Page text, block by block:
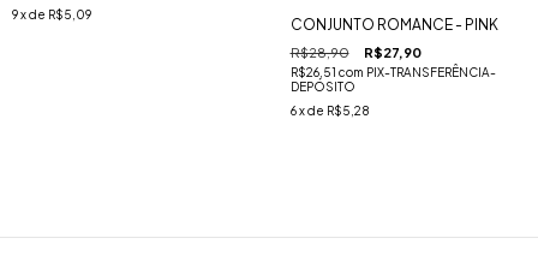
9x de R$5,09
CONJUNTO ROMANCE - PINK
R$28,90 R$27,90
R$26,51 com PIX-TRANSFERÊNCIA-
DEPÓSITO
6 x de R$5,28